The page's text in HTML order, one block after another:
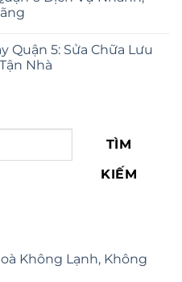
Quận 5: Sửa Chữa Lưu
Nhà
TÌM
KIẾM
Không Lạnh, Không